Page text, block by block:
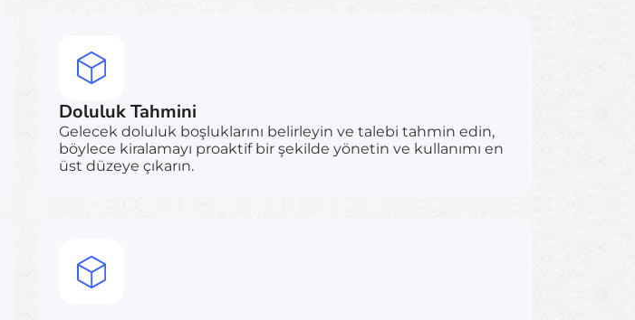
Doluluk Tahmini
Gelecek doluluk boşluklarını belirleyin ve talebi tahmin edin,
böylece kiralamayı proaktif bir şekilde yönetin ve kullanımı en
üst düzeye çıkarın.